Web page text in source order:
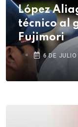
López
técnico al
Fujimori
6 DE